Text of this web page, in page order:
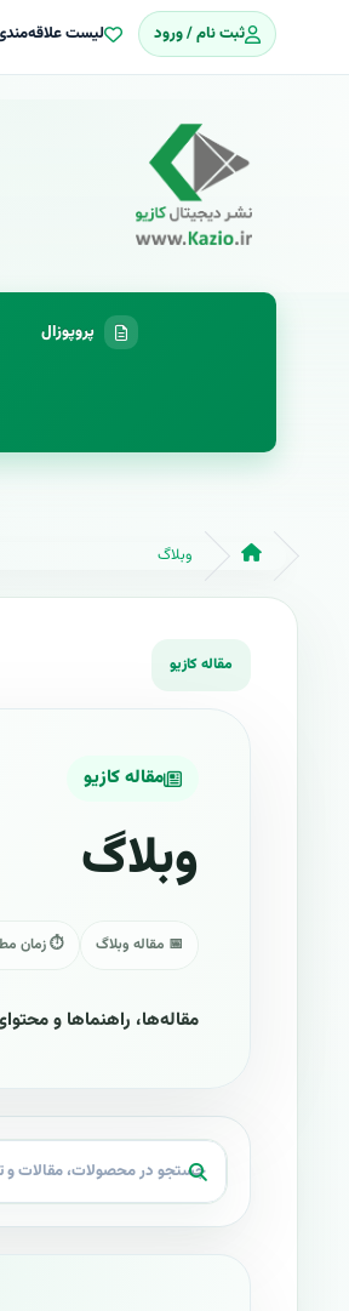
ثبت نام / ورود لیست
پروپوزال
وبلاگ
مقاله کازیو
وبلاگ
📅 مقاله وبلاگ ⏱ زمان
مقاله‌ها، راهنماها و